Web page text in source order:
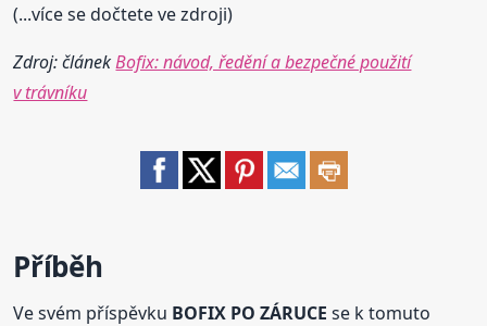
(...více se dočtete ve zdroji)
Zdroj: článekBofix: návod, ředění a bezpečné použití
v trávníku
Příběh
Ve svém příspěvku BOFIX PO ZÁRUCE se k tomuto